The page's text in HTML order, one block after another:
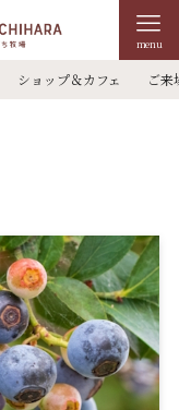
menu
ショップ＆カフェ ご来